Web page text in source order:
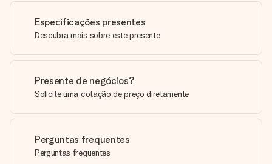
Especificações presentes
Descubra mais sobre este presente
Presente de negócios?
Solicite uma cotação de preço diretamente
Perguntas frequentes
Perguntas frequentes